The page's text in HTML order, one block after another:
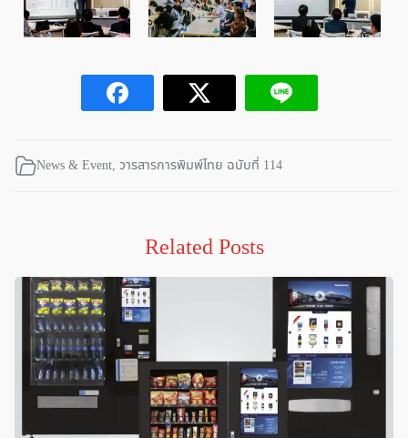
News & Event, วารสารการพิมพ์ไทย ฉบับที่ 114
Related Posts